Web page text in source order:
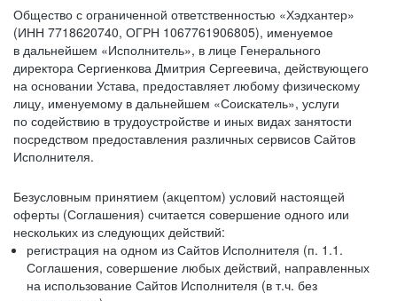
Общество с ограниченной ответственностью «Хэдхантер»
(ИНН 7718620740, ОГРН 1067761906805), именуемое
в дальнейшем «Исполнитель», в лице Генерального
директора Сергиенкова Дмитрия Сергеевича, действующего
на основании Устава, предоставляет любому физическому
лицу, именуемому в дальнейшем «Соискатель», услуги
по содействию в трудоустройстве и иных видах занятости
посредством предоставления различных сервисов Сайтов
Исполнителя.
Безусловным принятием (акцептом) условий настоящей
оферты (Соглашения) считается совершение одного или
нескольких из следующих действий:
регистрация на одном из Сайтов Исполнителя (п. 1.1.
Соглашения, совершение любых действий, направленных
на использование Сайтов Исполнителя (в т.ч. без